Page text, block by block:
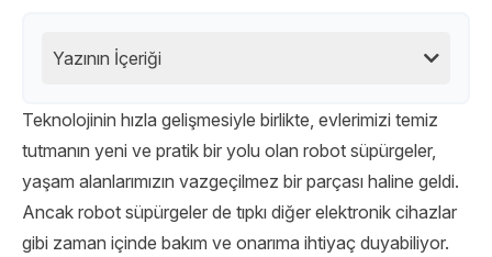
Yazının İçeriği
Teknolojinin hızla gelişmesiyle birlikte, evlerimizi temiz
tutmanın yeni ve pratik bir yolu olan robot süpürgeler,
yaşam alanlarımızın vazgeçilmez bir parçası haline geldi.
Ancak robot süpürgeler de tıpkı diğer elektronik cihazlar
gibi zaman içinde bakım ve onarıma ihtiyaç duyabiliyor.